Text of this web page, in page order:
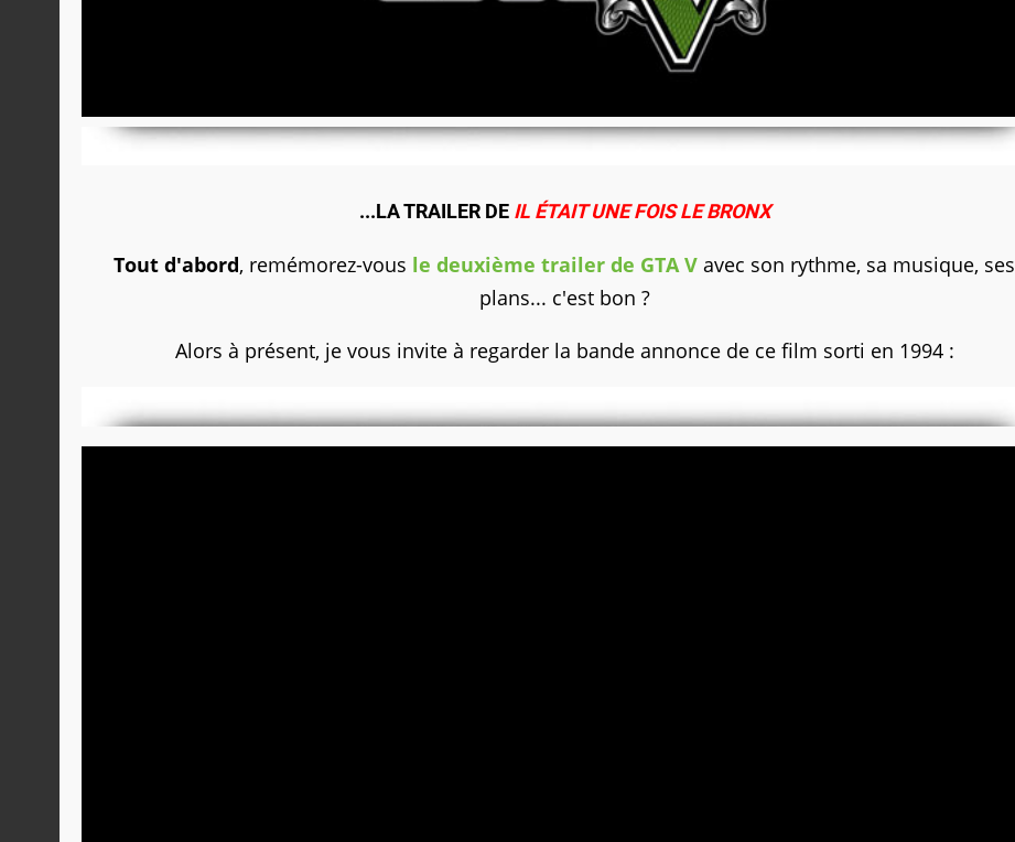
...LA TRAILER DE IL ÉTAIT UNE FOIS LE BRONX
Tout d'abord, remémorez-vous le deuxième trailer de GTA V avec son rythme, sa musique, ses
plans... c'est bon ?
Alors à présent, je vous invite à regarder la bande annonce de ce film sorti en 1994 :